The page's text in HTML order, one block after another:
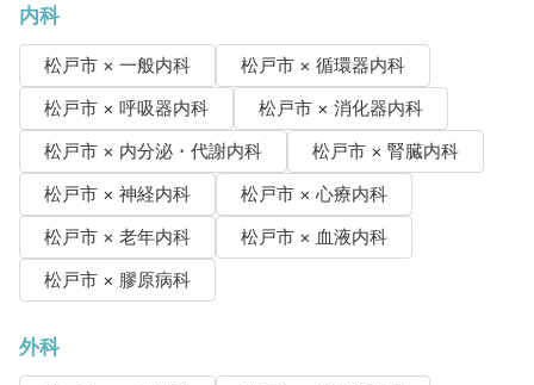
内科
松戸市 × 一般内科
松戸市 × 循環器内科
松戸市 × 呼吸器内科
松戸市 × 消化器内科
松戸市 × 内分泌・代謝内科
松戸市 × 腎臓内科
松戸市 × 神経内科
松戸市 × 心療内科
松戸市 × 老年内科
松戸市 × 血液内科
松戸市 × 膠原病科
外科